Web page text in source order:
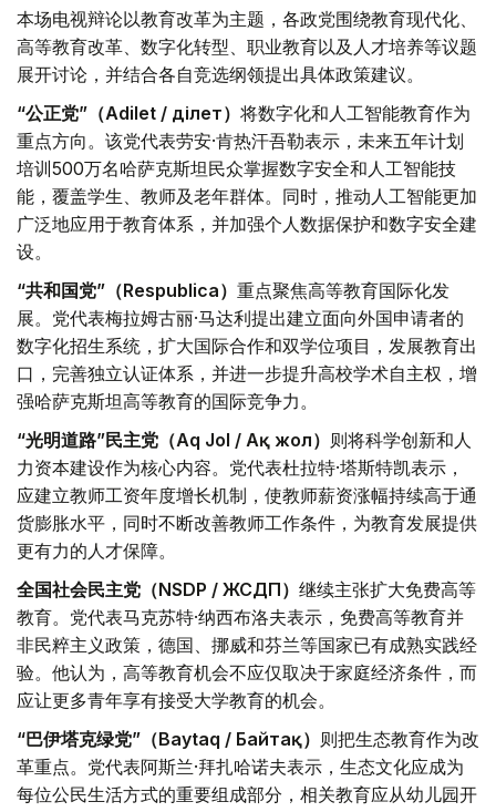
本场电视辩论以教育改革为主题，各政党围绕教育现代化、
高等教育改革、数字化转型、职业教育以及人才培养等议题
展开讨论，并结合各自竞选纲领提出具体政策建议。
“公正党”（Adilet / Әділет） 将数字化和人工智能教育作为
重点方向。该党代表劳安·肯热汗吾勒表示，未来五年计划
培训500万名哈萨克斯坦民众掌握数字安全和人工智能技
能，覆盖学生、教师及老年群体。同时，推动人工智能更加
广泛地应用于教育体系，并加强个人数据保护和数字安全建
设。
“共和国党”（Respublica） 重点聚焦高等教育国际化发
展。党代表梅拉姆古丽·马达利提出建立面向外国申请者的
数字化招生系统，扩大国际合作和双学位项目，发展教育出
口，完善独立认证体系，并进一步提升高校学术自主权，增
强哈萨克斯坦高等教育的国际竞争力。
“光明道路”民主党（Aq Jol / Ақ жол） 则将科学创新和人
力资本建设作为核心内容。党代表杜拉特·塔斯特凯表示，
应建立教师工资年度增长机制，使教师薪资涨幅持续高于通
货膨胀水平，同时不断改善教师工作条件，为教育发展提供
更有力的人才保障。
全国社会民主党（NSDP / ЖСДП） 继续主张扩大免费高等
教育。党代表马克苏特·纳西布洛夫表示，免费高等教育并
非民粹主义政策，德国、挪威和芬兰等国家已有成熟实践经
验。他认为，高等教育机会不应仅取决于家庭经济条件，而
应让更多青年享有接受大学教育的机会。
“巴伊塔克绿党”（Baytaq / Байтақ） 则把生态教育作为改
革重点。党代表阿斯兰·拜扎哈诺夫表示，生态文化应成为
每位公民生活方式的重要组成部分，相关教育应从幼儿园开